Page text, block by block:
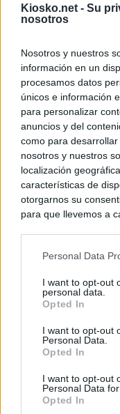
Kiosko.net - Su
nosotros
Nosotros y nuestros
información en un
procesamos datos
únicos e información
para personalizar
anuncios y del
como para
nosotros y nuestros
localización
características de
otorgarnos su
para que llevemos a
negar su
de su
rechazar tal
cualquier momento
visitando nuestra
Personal Data
I want to opt-out
personal data.
Opted In
I want to opt-out
Personal Data.
Opted In
I want to opt-out
Personal Data
Opted In